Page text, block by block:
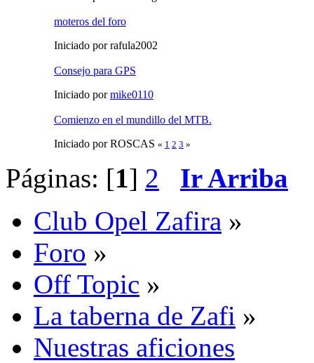
moteros del foro
Iniciado por rafula2002
Consejo para GPS
Iniciado pormike0110
Comienzo en el mundillo del MTB.
Iniciado por ROSCAS « 1 2 3 »
Páginas: [1] 2
Ir Arriba
Club Opel Zafira »
Foro »
Off Topic »
La taberna de Zafi »
Nuestras aficiones